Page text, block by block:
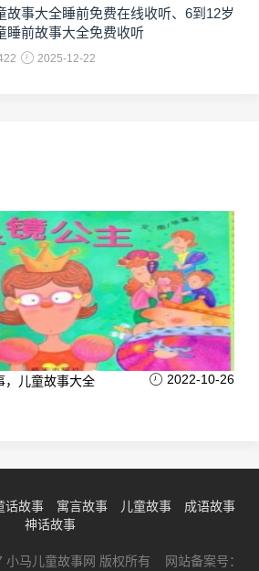
故事大全睡前免费在线收听、6到12岁
睡前故事大全免费收听
2025-12-22
，儿童故事大全 2022-10-26
话故事 寓言故事 儿童故事
成语故事
神话故事
马儿童故事网 版权所有 网站备案号：